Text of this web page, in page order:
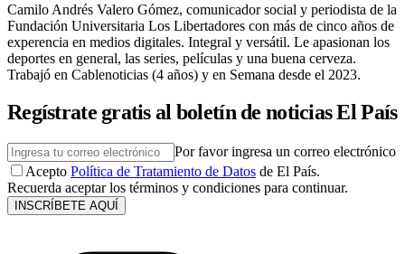
Camilo Andrés Valero Gómez, comunicador social y periodista de la
Fundación Universitaria Los Libertadores con más de cinco años de
experencia en medios digitales. Integral y versátil. Le apasionan los
deportes en general, las series, películas y una buena cerveza.
Trabajó en Cablenoticias (4 años) y en Semana desde el 2023.
Regístrate gratis al boletín de noticias El País
Por favor ingresa un correo electrónico
Acepto Política de Tratamiento de Datos de El País.
Recuerda aceptar los términos y condiciones para continuar.
INSCRÍBETE AQUÍ